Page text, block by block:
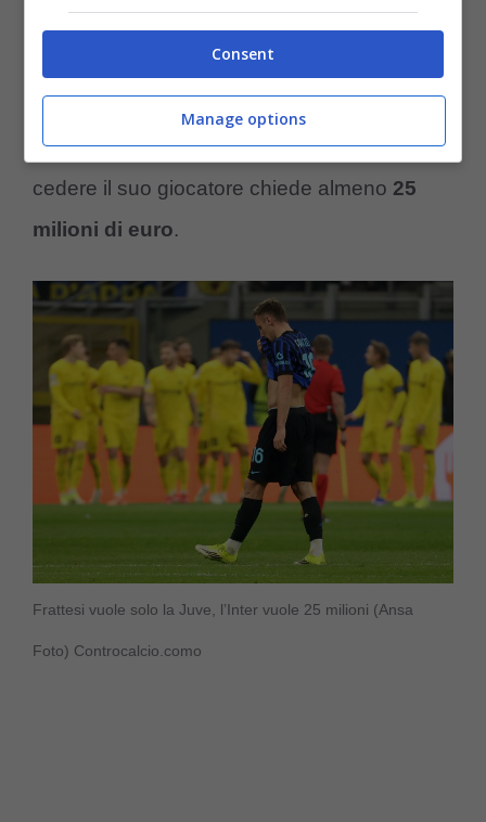
giocatore vuole solo la Juve, non sarà
semplice. Ed è qui la tattica che potrebbe
fare la differenza.l’Internon schioda e per
cedere il suo giocatore chiede almeno 25
milioni di euro.
Frattesi vuole solo la Juve, l’Inter vuole 25 milioni (Ansa
Foto) Controcalcio.como
Consent
Manage options